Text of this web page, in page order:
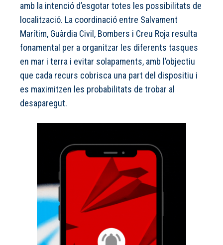
amb la intenció d’esgotar totes les possibilitats de
localització. La coordinació entre Salvament
Marítim, Guàrdia Civil, Bombers i Creu Roja resulta
fonamental per a organitzar les diferents tasques
en mar i terra i evitar solapaments, amb l’objectiu
que cada recurs cobrisca una part del dispositiu i
es maximitzen les probabilitats de trobar al
desaparegut.